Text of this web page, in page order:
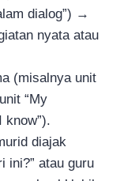
dialog”) →
nyata atau
(misalnya unit
“My
know”).
diajak
ini?” atau guru